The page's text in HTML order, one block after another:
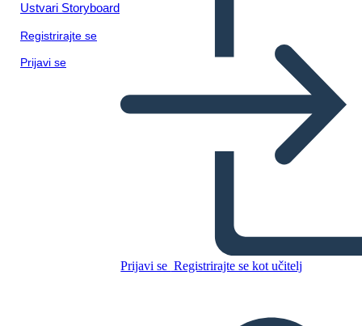
Ustvari Storyboard
Registrirajte se
Prijavi se
Prijavi se Registrirajte se kot učitelj
Kopirajte to snemalno knjigo